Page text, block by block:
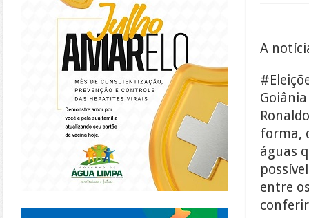
A
forma,
águas
entre
https://piracanjuba.go.gov.br/